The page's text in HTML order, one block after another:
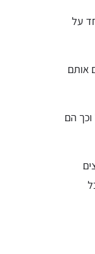
על
אותם
הם